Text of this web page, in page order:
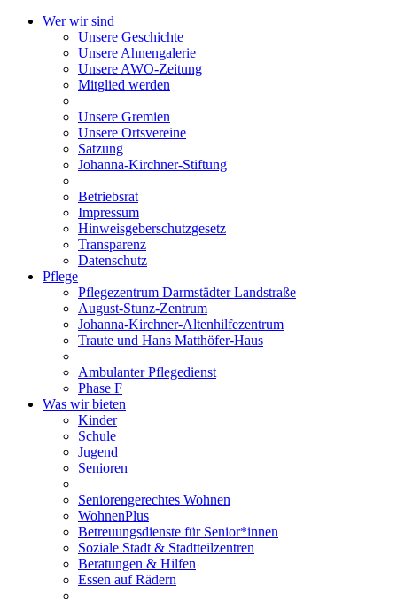
Wer wir sind
Unsere Geschichte
Unsere Ahnengalerie
Unsere AWO-Zeitung
Mitglied werden
Unsere Gremien
Unsere Ortsvereine
Satzung
Johanna-Kirchner-Stiftung
Betriebsrat
Impressum
Hinweisgeberschutzgesetz
Transparenz
Datenschutz
Pflege
Pflegezentrum Darmstädter Landstraße
August-Stunz-Zentrum
Johanna-Kirchner-Altenhilfezentrum
Traute und Hans Matthöfer-Haus
Ambulanter Pflegedienst
Phase F
Was wir bieten
Kinder
Schule
Jugend
Senioren
Seniorengerechtes Wohnen
WohnenPlus
Betreuungsdienste für Senior*innen
Soziale Stadt & Stadtteilzentren
Beratungen & Hilfen
Essen auf Rädern